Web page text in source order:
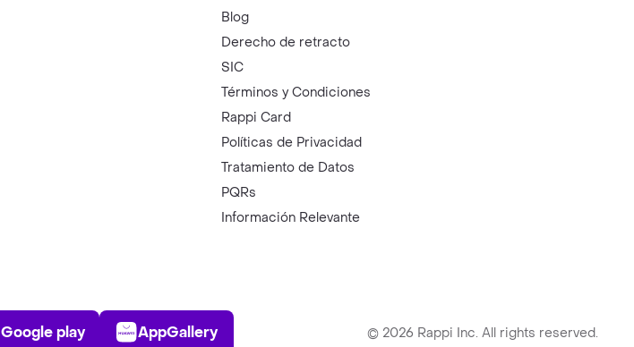
Blog
Derecho de retracto
SIC
Términos y Condiciones
Rappi Card
Políticas de Privacidad
Tratamiento de Datos
PQRs
Información Relevante
Play Store
Google play
AppGallery
AppGallery © 2026 Rappi Inc. All rights reserved.